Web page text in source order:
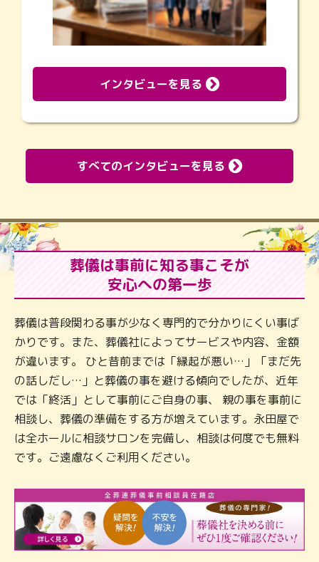
インタビューを見る
すべてのインタビューを見る
葬儀は事前に知る事こそが
安心への第一歩
葬儀は普段関わる事が少なく専門的で分かりにくい事ば
かりです。また、葬儀社によってサービスや内容、金額
が違います。 ひと昔前までは「縁起が悪い…」「まだ先
の話しだし…」と葬儀の事を避ける傾向でしたが、近年
では「終活」として事前にご自身の事、 親の事を事前に
相談し、葬儀の準備をする方が増えています。永田屋で
は全ホールに相談サロンを完備し、相談は何度でも無料
です。ご遠慮なくご利用ください。